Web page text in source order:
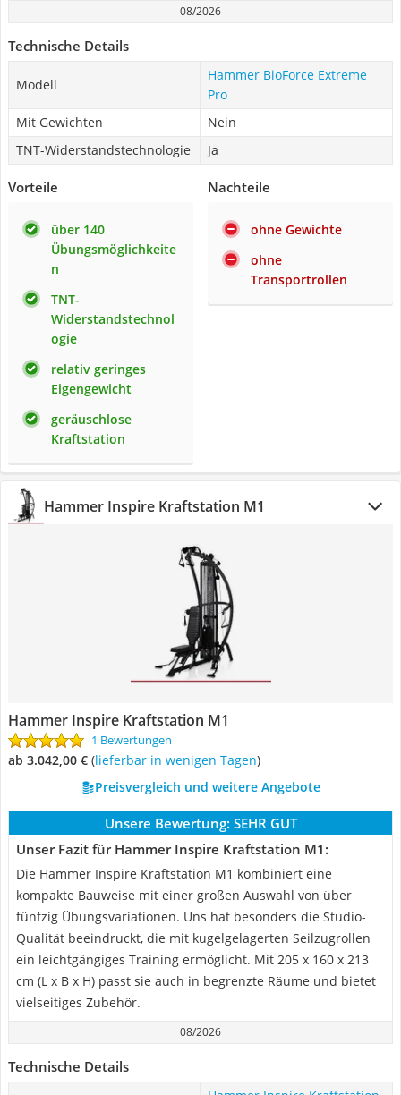
08/2026
Technische Details
Modell
Hammer BioForce Extreme
Pro
Mit Gewichten
Nein
TNT-Widerstandstechnologie
Ja
Vorteile
über 140
Übungsmöglichkeite
n
TNT-
Widerstandstechnol
ogie
relativ geringes
Eigengewicht
geräuschlose
Kraftstation
Nachteile
ohne Gewichte
ohne
Transportrollen
Hammer Inspire Kraftstation M1
Hammer Inspire Kraftstation M1
1 Bewertungen
ab 3.042,00 € ( Lieferbar in wenigen Tagen)
Preisvergleich und weitere Angebote
Unsere Bewertung: SEHR GUT
Unser Fazit für Hammer Inspire Kraftstation M1:
Die Hammer Inspire Kraftstation M1 kombiniert eine
kompakte Bauweise mit einer großen Auswahl von über
fünfzig Übungsvariationen. Uns hat besonders die Studio-
Qualität beeindruckt, die mit kugelgelagerten Seilzugrollen
ein leichtgängiges Training ermöglicht. Mit 205 x 160 x 213
cm (L x B x H) passt sie auch in begrenzte Räume und bietet
vielseitiges Zubehör.
08/2026
Technische Details